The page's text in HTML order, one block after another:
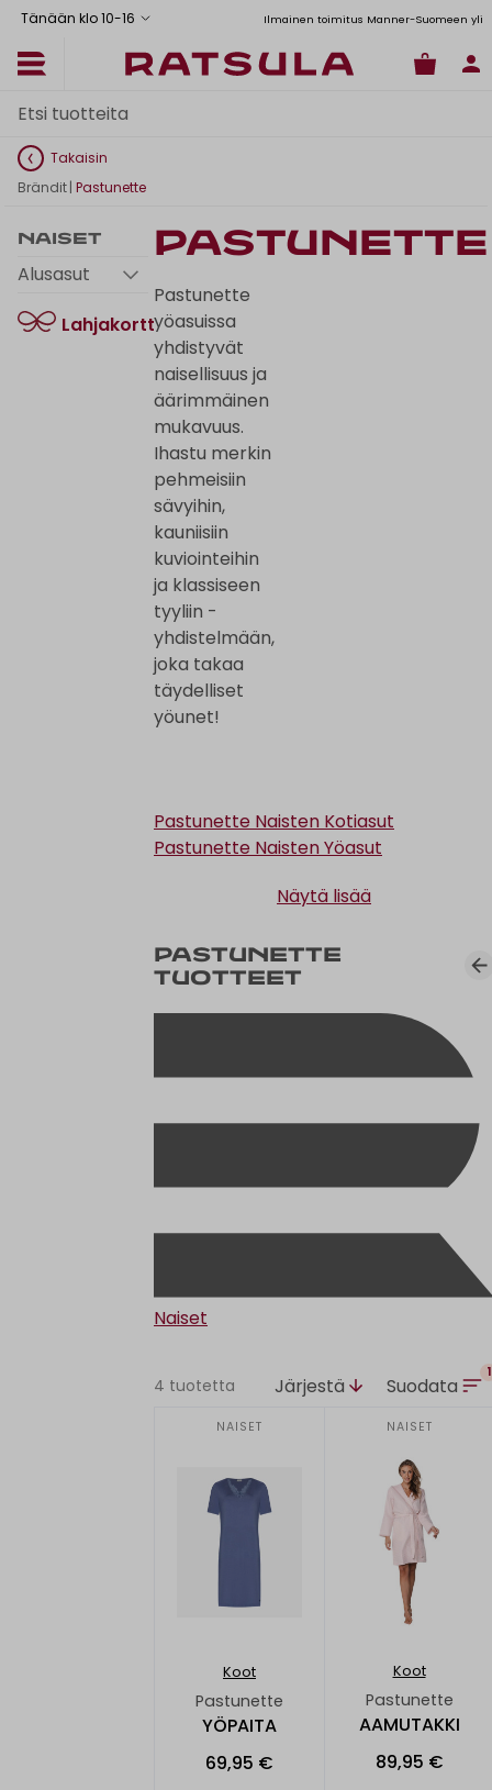
Tänään klo 10-16
Toimituskulut alk. 6,90€ Ilmainen toimitus Manner-Suomeen yli
Takaisin
Brändit| Pastunette
Naiset
Alusasut
Lahjakortti
Pastunette
Pastunette
yöasuissa
yhdistyvät
naisellisuus ja
äärimmäinen
mukavuus.
Ihastu merkin
pehmeisiin
sävyihin,
kauniisiin
kuviointeihin
ja klassiseen
tyyliin -
yhdistelmään,
joka takaa
täydelliset
yöunet!
Pastunette Naisten Kotiasut
Pastunette Naisten Yöasut
Näytä lisää
Pastunette
tuotteet
Naiset
4 tuotetta Järjestä Suodata
1
NAISET
Koot
Pastunette
YÖPAITA
69,95 €
NAISET
Koot
Pastunette
AAMUTAKKI
89,95 €